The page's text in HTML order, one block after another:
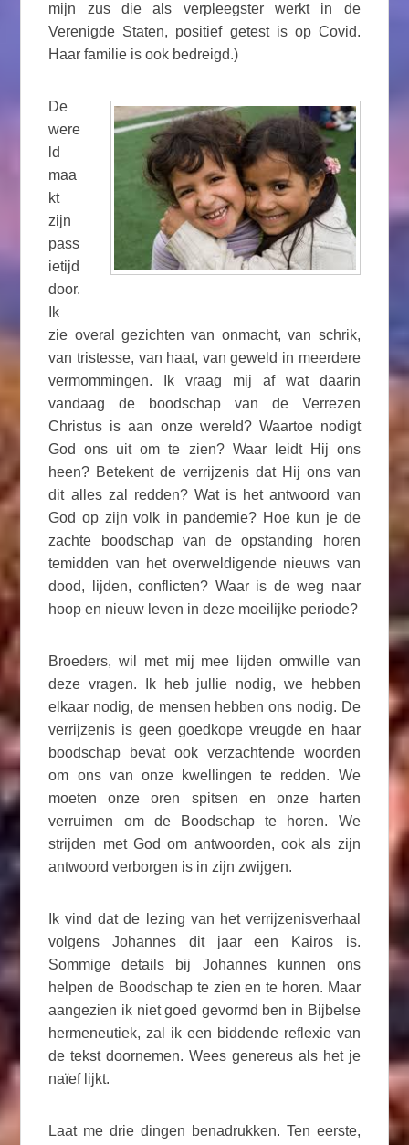
mijn zus die als verpleegster werkt in de
Verenigde Staten, positief getest is op Covid.
Haar familie is ook bedreigd.)
De
were
ld
maa
kt
zijn
pass
ietijd
door.
Ik
zie overal gezichten van onmacht, van schrik,
van tristesse, van haat, van geweld in meerdere
vermommingen. Ik vraag mij af wat daarin
vandaag de boodschap van de Verrezen
Christus is aan onze wereld? Waartoe nodigt
God ons uit om te zien? Waar leidt Hij ons
heen? Betekent de verrijzenis dat Hij ons van
dit alles zal redden? Wat is het antwoord van
God op zijn volk in pandemie? Hoe kun je de
zachte boodschap van de opstanding horen
temidden van het overweldigende nieuws van
dood, lijden, conflicten? Waar is de weg naar
hoop en nieuw leven in deze moeilijke periode?
Broeders, wil met mij mee lijden omwille van
deze vragen. Ik heb jullie nodig, we hebben
elkaar nodig, de mensen hebben ons nodig. De
verrijzenis is geen goedkope vreugde en haar
boodschap bevat ook verzachtende woorden
om ons van onze kwellingen te redden. We
moeten onze oren spitsen en onze harten
verruimen om de Boodschap te horen. We
strijden met God om antwoorden, ook als zijn
antwoord verborgen is in zijn zwijgen.
Ik vind dat de lezing van het verrijzenisverhaal
volgens Johannes dit jaar een Kairos is.
Sommige details bij Johannes kunnen ons
helpen de Boodschap te zien en te horen. Maar
aangezien ik niet goed gevormd ben in Bijbelse
hermeneutiek, zal ik een biddende reflexie van
de tekst doornemen. Wees genereus als het je
naïef lijkt.
Laat me drie dingen benadrukken. Ten eerste,